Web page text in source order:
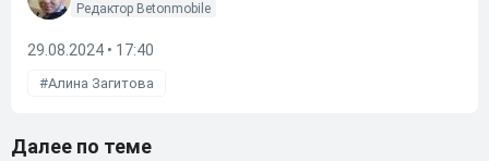
Редактор Betonmobile
29.08.2024 • 17:40
Алина Загитова
Далее по теме